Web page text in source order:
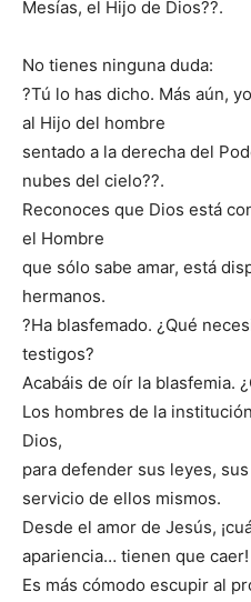
Mesías, el Hijo de Dios??.
No tienes ninguna duda:
?Tú lo has dicho. Más aún,
al Hijo del hombre
sentado a la derecha del
nubes del cielo??.
Reconoces que Dios está
el Hombre
que sólo sabe amar, está
hermanos.
?Ha blasfemado. ¿Qué
testigos?
Acabáis de oír la blasfemia.
Los hombres de la
Dios,
para defender sus leyes,
servicio de ellos mismos.
Desde el amor de Jesús,
apariencia… tienen que caer!
Es más cómodo escupir al